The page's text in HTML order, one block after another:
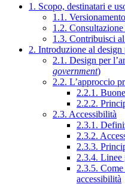
1. Scopo, destinatari e
1.1.
1.2.
1.3. Contribuisci
2. Introduzione al
2.1. Design per
government)
2.2. L’approccio
2.2.1.
2.2.2.
2.3. Accessibilità
2.3.1.
2.3.2.
2.3.3.
2.3.4. Linee
2.3.5.
accessibilità